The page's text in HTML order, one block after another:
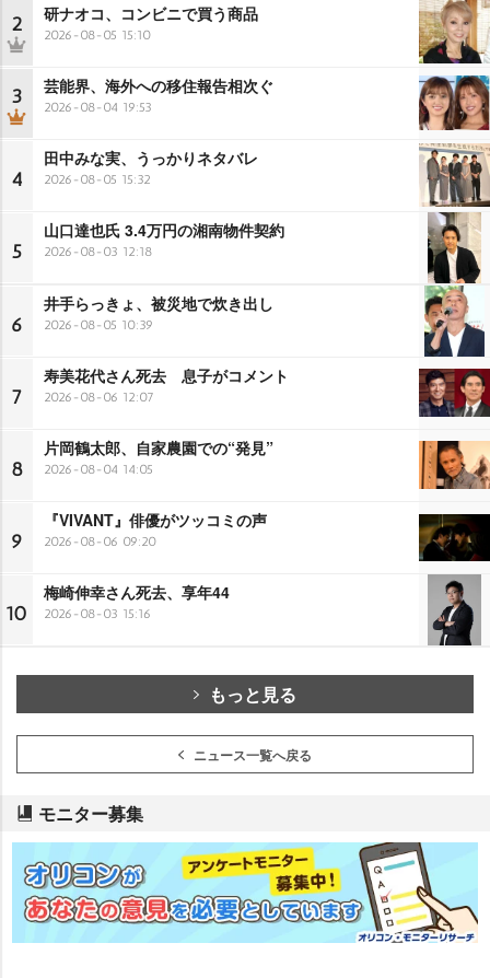
2 研ナオコ、コンビニで買う商品
2026-08-05 15:10
3 芸能界、海外への移住報告相次ぐ
2026-08-04 19:53
4
田中みな実、うっかりネタバレ
2026-08-05 15:32
5
山口達也氏 3.4万円の湘南物件契約
2026-08-03 12:18
6
井手らっきょ、被災地で炊き出し
2026-08-05 10:39
7
寿美花代さん死去 息子がコメント
2026-08-06 12:07
8
片岡鶴太郎、自家農園での“発見”
2026-08-04 14:05
9
『VIVANT』俳優がツッコミの声
2026-08-06 09:20
10
梅崎伸幸さん死去、享年44
2026-08-03 15:16
もっと見る
ニュース一覧へ戻る
モニター募集